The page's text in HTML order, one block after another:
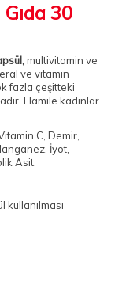
30
multivitamin ve
ve vitamin
fazla çeşitteki
Hamile kadınlar
C, Demir,
İyot,
Asit.